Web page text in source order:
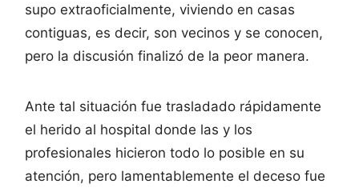
supo extraoficialmente, viviendo en casas
contiguas, es decir, son vecinos y se conocen,
pero la discusión finalizó de la peor manera.
Ante tal situación fue trasladado rápidamente
el herido al hospital donde las y los
profesionales hicieron todo lo posible en su
atención, pero lamentablemente el deceso fue